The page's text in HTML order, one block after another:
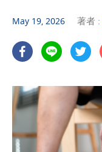
May 19, 2026 著者 :